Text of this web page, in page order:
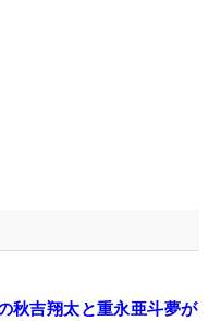
秋吉翔太と重永亜斗夢が